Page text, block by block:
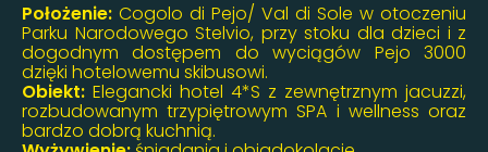
Położenie: Cogolo di Pejo/ Val di Sole w otoczeniu
Parku Narodowego Stelvio, przy stoku dla dzieci i z
dogodnym dostępem do wyciągów Pejo 3000
dzięki hotelowemu skibusowi.
Obiekt: Elegancki hotel 4*S z zewnętrznym jacuzzi,
rozbudowanym trzypiętrowym SPA i wellness oraz
bardzo dobrą kuchnią.